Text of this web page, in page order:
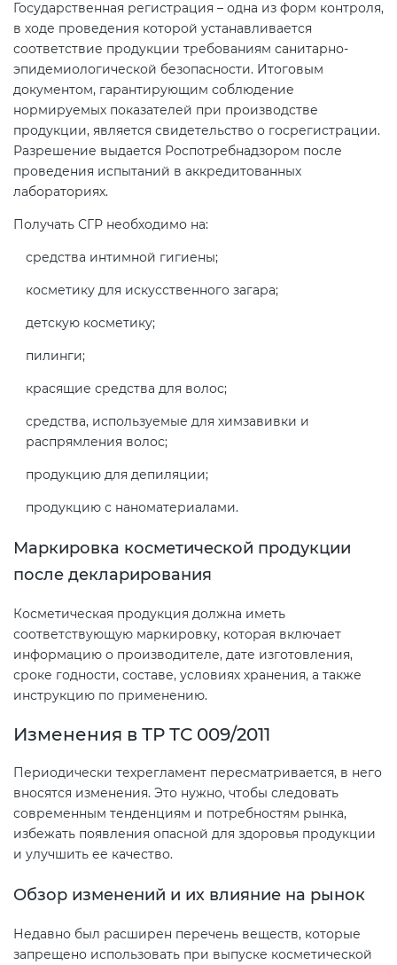
Государственная регистрация – одна из форм контроля,
в ходе проведения которой устанавливается
соответствие продукции требованиям санитарно-
эпидемиологической безопасности. Итоговым
документом, гарантирующим соблюдение
нормируемых показателей при производстве
продукции, является свидетельство о госрегистрации.
Разрешение выдается Роспотребнадзором после
проведения испытаний в аккредитованных
лабораториях.
Получать СГР необходимо на:
средства интимной гигиены;
косметику для искусственного загара;
детскую косметику;
пилинги;
красящие средства для волос;
средства, используемые для химзавивки и
распрямления волос;
продукцию для депиляции;
продукцию с наноматериалами.
Маркировка косметической продукции
после декларирования
Косметическая продукция должна иметь
соответствующую маркировку, которая включает
информацию о производителе, дате изготовления,
сроке годности, составе, условиях хранения, а также
инструкцию по применению.
Изменения в ТР ТС 009/2011
Периодически техрегламент пересматривается, в него
вносятся изменения. Это нужно, чтобы следовать
современным тенденциям и потребностям рынка,
избежать появления опасной для здоровья продукции
и улучшить ее качество.
Обзор изменений и их влияние на рынок
Недавно был расширен перечень веществ, которые
запрещено использовать при выпуске косметической